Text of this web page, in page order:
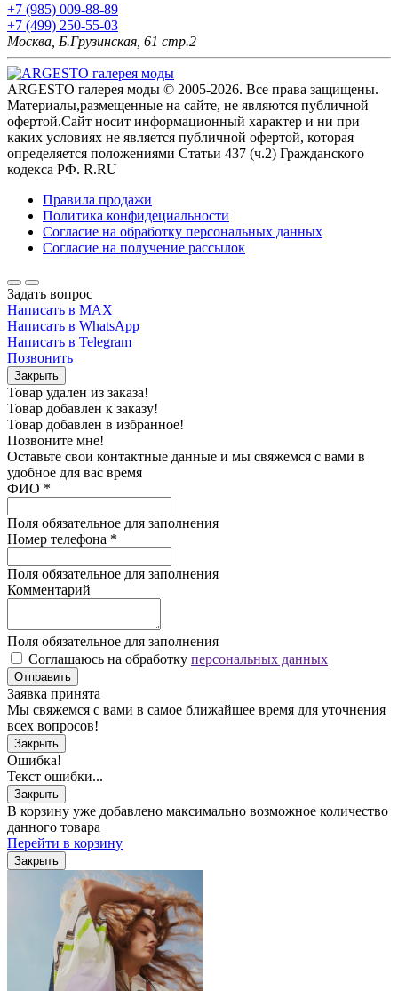
+7 (985) 009-88-89
+7 (499) 250-55-03
Москва, Б.Грузинская, 61 стр.2
ARGESTO галерея моды © 2005-2026. Все права защищены.
Материалы,размещенные на сайте, не являются публичной
офертой.Сайт носит информационный характер и ни при
каких условиях не является публичной офертой, которая
определяется положениями Статьи 437 (ч.2) Гражданского
кодекса РФ. R.RU
Правила продажи
Политика конфидециальности
Согласие на обработку персональных данных
Согласие на получение рассылок
Задать вопрос
Написать в MAX
Написать в WhatsApp
Написать в Telegram
Позвонить
Закрыть
Товар удален из заказа!
Товар добавлен к заказу!
Товар добавлен в избранное!
Позвоните мне!
Оставьте свои контактные данные и мы свяжемся с вами в
удобное для вас время
ФИО *
Поля обязательное для заполнения
Номер телефона *
Поля обязательное для заполнения
Комментарий
Поля обязательное для заполнения
Соглашаюсь на обработку персональных данных
Отправить
Заявка принята
Мы свяжемся с вами в самое ближайшее время для уточнения
всех вопросов!
Закрыть
Ошибка!
Текст ошибки...
Закрыть
В корзину уже добавлено максимально возможное количество
данного товара
Перейти в корзину
Закрыть